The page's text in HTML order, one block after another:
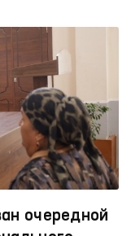
очередной